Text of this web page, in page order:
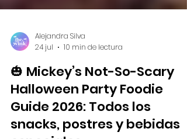
Alejandra Silva
24 jul
10 min de lectura
🎃 Mickey’s Not-So-Scary
Halloween Party Foodie
Guide 2026: Todos los